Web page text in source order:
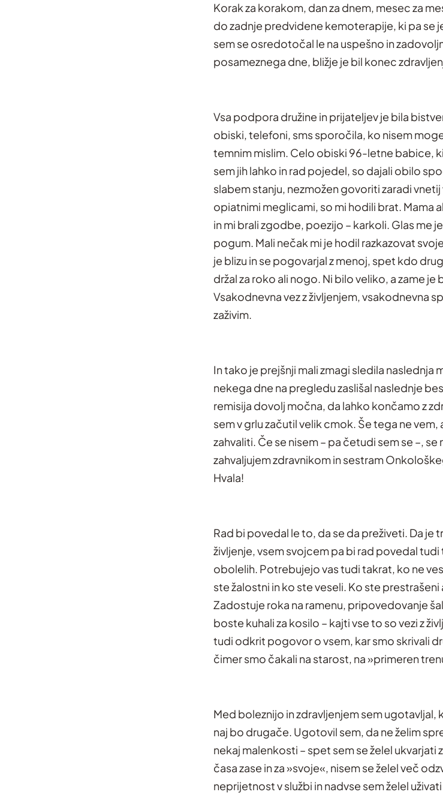
Korak za korakom, dan za dnem, mesec za
do zadnje predvidene kemoterapije, ki pa se
sem se osredotočal le na uspešno in
posameznega dne, bližje je bil konec
Vsa podpora družine in prijateljev je bila
obiski, telefoni, sms sporočila, ko nisem
temnim mislim. Celo obiski 96-letne babice,
sem jih lahko in rad pojedel, so dajali obilo
slabem stanju, nezmožen govoriti zaradi
opiatnimi meglicami, so mi hodili brat. Mama
in mi brali zgodbe, poezijo – karkoli. Glas me
pogum. Mali nečak mi je hodil razkazovat
je blizu in se pogovarjal z menoj, spet kdo
držal za roko ali nogo. Ni bilo veliko, a zame
Vsakodnevna vez z življenjem, vsakodnevna
zaživim.
In tako je prejšnji mali zmagi sledila naslednja
nekega dne na pregledu zaslišal naslednje
remisija dovolj močna, da lahko končamo z
sem v grlu začutil velik cmok. Še tega ne vem,
zahvaliti. Če se nisem – pa četudi sem se –,
zahvaljujem zdravnikom in sestram
Hvala!
Rad bi povedal le to, da se da preživeti. Da je
življenje, vsem svojcem pa bi rad povedal
obolelih. Potrebujejo vas tudi takrat, ko ne
ste žalostni in ko ste veseli. Ko ste
Zadostuje roka na ramenu, pripovedovanje
boste kuhali za kosilo – kajti vse to so vezi z
tudi odkrit pogovor o vsem, kar smo skrivali
čimer smo čakali na starost, na »primeren
Med boleznijo in zdravljenjem sem ugotavljal,
naj bo drugače. Ugotovil sem, da ne želim
nekaj malenkosti – spet sem se želel ukvarjati
časa zase in za »svoje«, nisem se želel več
neprijetnost v službi in nadvse sem želel